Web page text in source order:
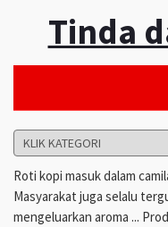
Tinda
Roti kopi masuk dalam
Masyarakat juga selalu
mengeluarkan aroma ...